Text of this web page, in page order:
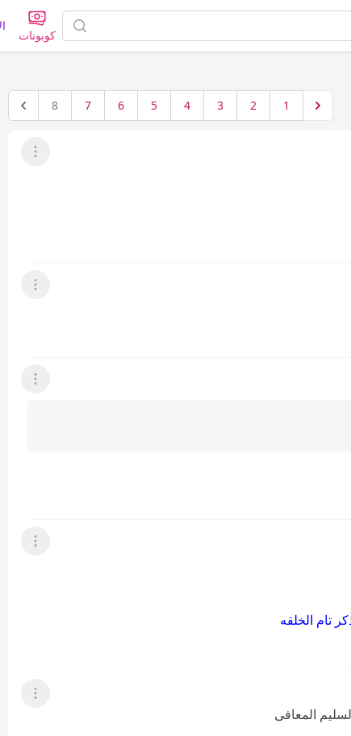
كوبونات
1
2
3
4
5
6
7
8
عرض
عرض
عرض
عرض
تام الخلقه
عرض
المعافى